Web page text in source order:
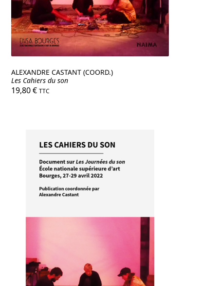
ALEXANDRE CASTANT (COORD.)
Les Cahiers du son
19,80€ TTC